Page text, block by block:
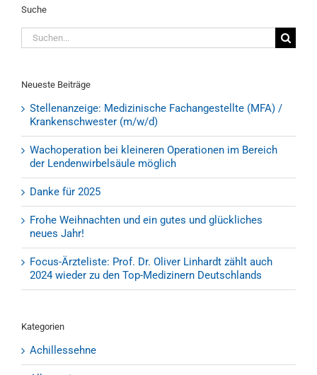
Suche
Suche
nach:
Neueste Beiträge
Stellenanzeige: Medizinische Fachangestellte (MFA) /
Krankenschwester (m/w/d)
Wachoperation bei kleineren Operationen im Bereich
der Lendenwirbelsäule möglich
Danke für 2025
Frohe Weihnachten und ein gutes und glückliches
neues Jahr!
Focus-Ärzteliste: Prof. Dr. Oliver Linhardt zählt auch
2024 wieder zu den Top-Medizinern Deutschlands
Kategorien
Achillessehne